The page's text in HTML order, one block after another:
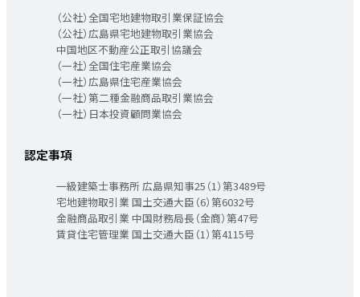
（公社）全国宅地建物取引業保証協会
（公社）広島県宅地建物取引業協会
中国地区不動産公正取引協議会
（一社）全国住宅産業協会
（一社）広島県住宅産業協会
（一社）第二種金融商品取引業協会
（一社）日本投資顧問業協会
認定事項
一級建築士事務所 広島県知事25（1）第3489号
宅地建物取引業 国土交通大臣（6）第6032号
金融商品取引業 中国財務局長（金商）第47号
賃貸住宅管理業 国土交通大臣（1）第4115号